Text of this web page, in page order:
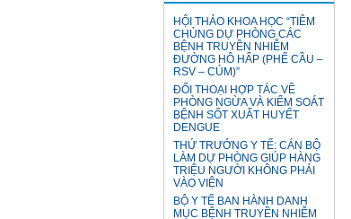
HỘI THẢO KHOA HỌC “TIÊM
CHỦNG DỰ PHÒNG CÁC
BỆNH TRUYỀN NHIỄM
ĐƯỜNG HÔ HẤP (PHẾ CẦU –
RSV – CÚM)”
ĐỐI THOẠI HỢP TÁC VỀ
PHÒNG NGỪA VÀ KIỂM SOÁT
BỆNH SỐT XUẤT HUYẾT
DENGUE
THỨ TRƯỞNG Y TẾ: CÁN BỘ
LÀM DỰ PHÒNG GIÚP HÀNG
TRIỆU NGƯỜI KHÔNG PHẢI
VÀO VIỆN
BỘ Y TẾ BAN HÀNH DANH
MỤC BỆNH TRUYỀN NHIỄM